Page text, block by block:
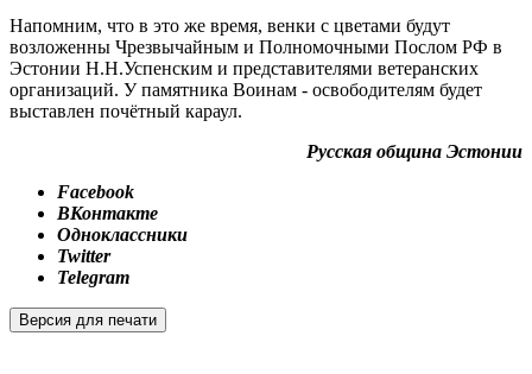
Напомним, что в это же время, венки с цветами будут
возложенны Чрезвычайным и Полномочными Послом РФ в
Эстонии Н.Н.Успенским и представителями ветеранских
организаций. У памятника Воинам - освободителям будет
выставлен почётный караул.
Русская община Эстонии
Facebook
ВКонтакте
Одноклассники
Twitter
Telegram
Версия для печати